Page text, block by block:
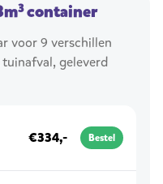
container
voor 9 verschillen
geleverd
€334,- Bestel